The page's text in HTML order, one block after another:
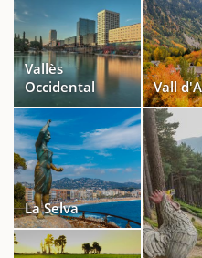
Vallès
Occidental
Vall
La Selva